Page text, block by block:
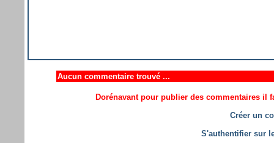
Aucun commentaire trouvé ...
Dorénavant pour publier des commentaires il
Créer un
S'authentifier sur